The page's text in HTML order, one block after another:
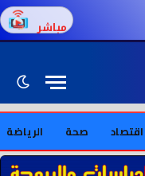
مباشر
اقتصاد صحة الرياضة